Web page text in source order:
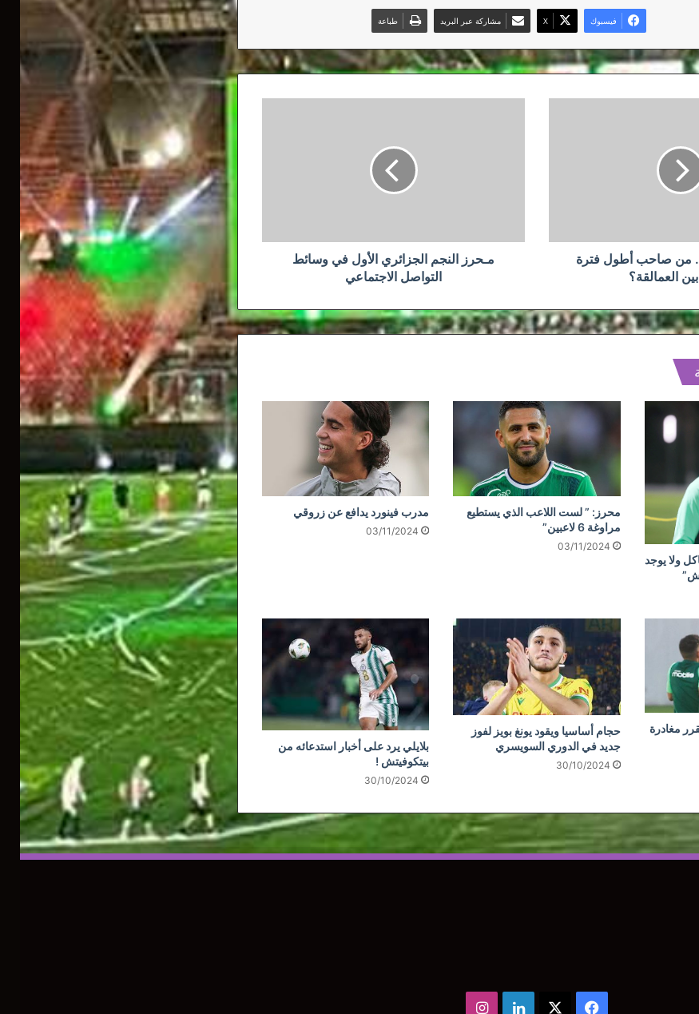
فيسبوك ‫X مشاركة عبر البريد طباعة
من صاحب أطول فترة
العمالقة؟
مـحرز النجم الجزائري الأول في وسائط
التواصل الاجتماعي
ولا يوجد
محرز: ” لست اللاعب الذي يستطيع
مراوغة 6 لاعبين”
03/11/2024
مدرب فينورد يدافع عن زروقي
03/11/2024
مغادرة
حجام أساسيا ويقود يونغ بويز لفوز
جديد في الدوري السويسري
30/10/2024
بلايلي يرد على أخبار استدعائه من
بيتكوفيتش !
30/10/2024
فيسبوك لينكدإنانستقرام